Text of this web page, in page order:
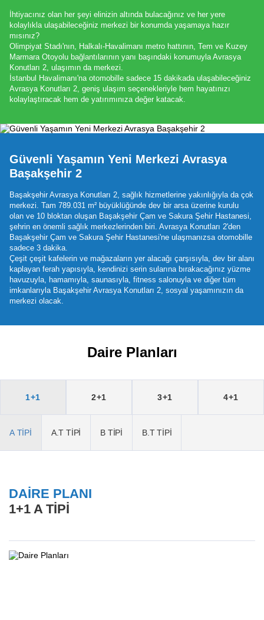
İhtiyacınız olan her şeyi elinizin altında bulacağınız ve her yere
kolaylıkla ulaşabileceğiniz merkezi bir konumda yaşamaya hazır
mısınız?
Olimpiyat Stadı'nın, Halkalı-Havalimanı metro hattının, Tem ve Kuzey
Marmara Otoyolu bağlantılarının yanı başındaki konumuyla Avrasya
Konutları 2, ulaşımın da merkezi.
İstanbul Havalimanı'na otomobille sadece 15 dakikada ulaşabileceğiniz
Avrasya Konutları 2, geniş ulaşım seçenekleriyle hem hayatınızı
kolaylaştıracak hem de yatırımınıza değer katacak.
Güvenli Yaşamın Yeni Merkezi Avrasya
Başakşehir 2
Başakşehir Avrasya Konutları 2, sağlık hizmetlerine yakınlığıyla da çok
merkezi. Tam 789.031 m² büyüklüğünde dev bir arsa üzerine kurulu
olan ve 10 bloktan oluşan Başakşehir Çam ve Sakura Şehir Hastanesi,
şehrin en önemli sağlık merkezlerinden biri. Avrasya Konutları 2'den
Başakşehir Çam ve Sakura Şehir Hastanesi'ne ulaşmanızsa otomobille
sadece 3 dakika.
Çeşit çeşit kafelerin ve mağazaların yer alacağı çarşısıyla, dev bir alanı
kaplayan ferah yapısıyla, kendinizi serin sularına bırakacağınız yüzme
havuzuyla, hamamıyla, saunasıyla, fitness salonuyla ve diğer tüm
imkanlarıyla Başakşehir Avrasya Konutları 2, sosyal yaşamınızın da
merkezi olacak.
Daire Planları
1+1
A TİPİ A.T TİPİ B TİPİ B.T TİPİ
2+1 3+1 4+1
DAİRE PLANI
1+1 A TİPİ